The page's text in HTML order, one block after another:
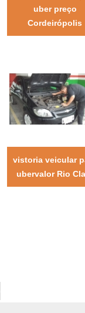
uber preço
Cordeirópolis
vistoria veicular
ubervalor Rio